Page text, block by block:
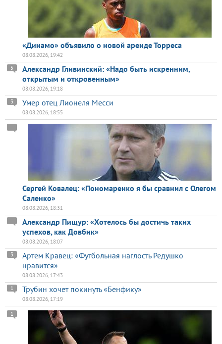
«Динамо» объявило о новой аренде Торреса
08.08.2026, 19:42
Александр Гливинский: «Надо быть искренним,
открытым и откровенным»
5
08.08.2026, 19:18
Умер отец Лионеля Месси
3
08.08.2026, 18:55
Сергей Ковалец: «Пономаренко я бы сравнил с Олегом
Саленко»
08.08.2026, 18:31
Александр Пищур: «Хотелось бы достичь таких
успехов, как Довбик»
08.08.2026, 18:07
Артем Кравец: «Футбольная наглость Редушко
нравится»
3
08.08.2026, 17:43
Трубин хочет покинуть «Бенфику»
1
08.08.2026, 17:19
1